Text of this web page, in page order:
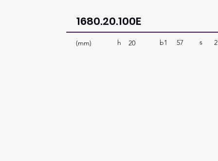
1680.20.100E
(mm) 20
h b1 57 s 2